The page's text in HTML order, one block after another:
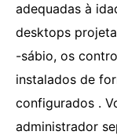
adequadas à
desktops
-sábio, os
instalados de
configurados .
administrador